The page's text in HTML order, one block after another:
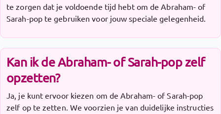
te zorgen dat je voldoende tijd hebt om de Abraham- of
Sarah-pop te gebruiken voor jouw speciale gelegenheid.
Kan ik de Abraham- of Sarah-pop zelf
opzetten?
Ja, je kunt ervoor kiezen om de Abraham- of Sarah-pop
zelf op te zetten. We voorzien je van duidelijke instructies